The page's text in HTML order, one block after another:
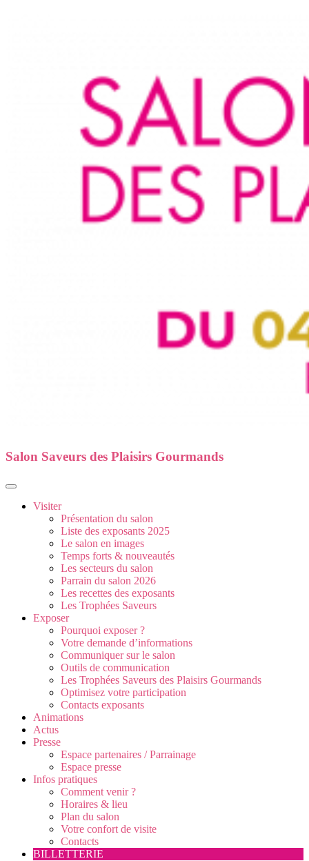
Salon Saveurs des Plaisirs Gourmands
Visiter
Présentation du salon
Liste des exposants 2025
Le salon en images
Temps forts & nouveautés
Les secteurs du salon
Parrain du salon 2026
Les recettes des exposants
Les Trophées Saveurs
Exposer
Pourquoi exposer ?
Votre demande d’informations
Communiquer sur le salon
Outils de communication
Les Trophées Saveurs des Plaisirs Gourmands
Optimisez votre participation
Contacts exposants
Animations
Actus
Presse
Espace partenaires / Parrainage
Espace presse
Infos pratiques
Comment venir ?
Horaires & lieu
Plan du salon
Votre confort de visite
Contacts
BILLETTERIE